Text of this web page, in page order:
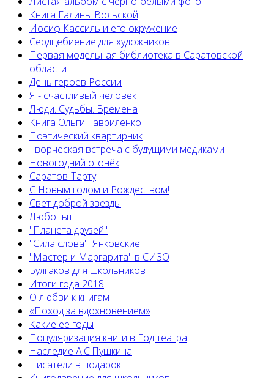
Книга Галины Вольской
Иосиф Кассиль и его окружение
Сердцебиение для художников
Первая модельная библиотека в Саратовской
области
День героев России
Я - счастливый человек
Люди. Судьбы. Времена
Книга Ольги Гавриленко
Поэтический квартирник
Творческая встреча с будущими медиками
Новогодний огонёк
Саратов-Тарту
С Новым годом и Рождеством!
Свет доброй звезды
Любопыт
"Планета друзей"
"Сила слова". Янковские
"Мастер и Маргарита" в СИЗО
Булгаков для школьников
Итоги года 2018
О любви к книгам
«Поход за вдохновением»
Какие ее годы
Популяризация книги в Год театра
Наследие А.С.Пушкина
Писатели в подарок